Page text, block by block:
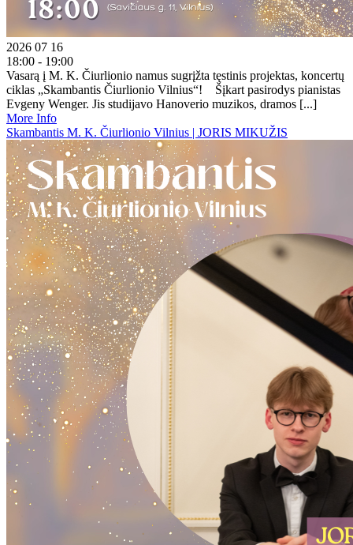
2026 07 16
18:00 - 19:00
Vasarą į M. K. Čiurlionio namus sugrįžta tęstinis projektas, koncertų
ciklas „Skambantis Čiurlionio Vilnius“! Šįkart pasirodys pianistas
Evgeny Wenger. Jis studijavo Hanoverio muzikos, dramos [...]
More Info
Skambantis M. K. Čiurlionio Vilnius | JORIS MIKUŽIS